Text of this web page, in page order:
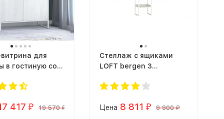
для
в гостиную со
virton 21
417 ₽ 19 570₽
Стеллаж с ящиками
LOFT bergen 3
Цена 8 811 ₽ 9 900₽